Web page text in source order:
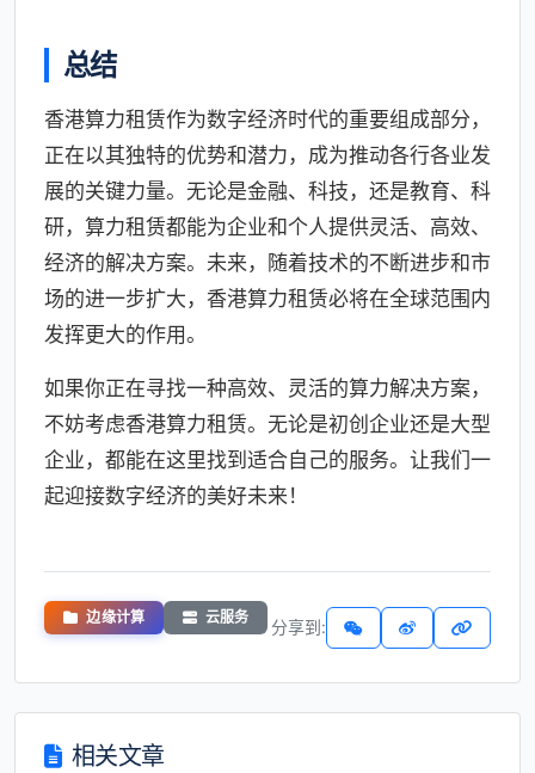
总结
香港算力租赁作为数字经济时代的重要组成部分，
正在以其独特的优势和潜力，成为推动各行各业发
展的关键力量。无论是金融、科技，还是教育、科
研，算力租赁都能为企业和个人提供灵活、高效、
经济的解决方案。未来，随着技术的不断进步和市
场的进一步扩大，香港算力租赁必将在全球范围内
发挥更大的作用。
如果你正在寻找一种高效、灵活的算力解决方案，
不妨考虑香港算力租赁。无论是初创企业还是大型
企业，都能在这里找到适合自己的服务。让我们一
起迎接数字经济的美好未来！
边缘计算 云服务 分享到:
相关文章